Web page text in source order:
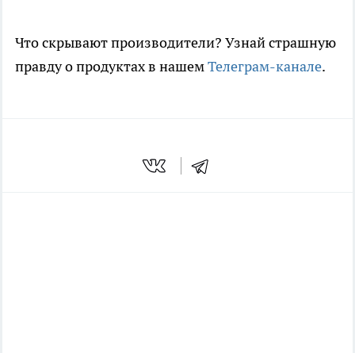
Что скрывают производители? Узнай страшную
правду о продуктах в нашемТелеграм-канале.